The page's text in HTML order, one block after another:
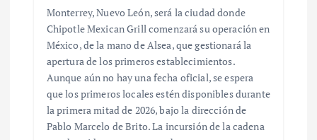
Monterrey, Nuevo León, será la ciudad donde
Chipotle Mexican Grill comenzará su operación en
México, de la mano de Alsea, que gestionará la
apertura de los primeros establecimientos.
Aunque aún no hay una fecha oficial, se espera
que los primeros locales estén disponibles durante
la primera mitad de 2026, bajo la dirección de
Pablo Marcelo de Brito. La incursión de la cadena